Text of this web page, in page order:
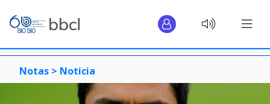
Notas > Noticia